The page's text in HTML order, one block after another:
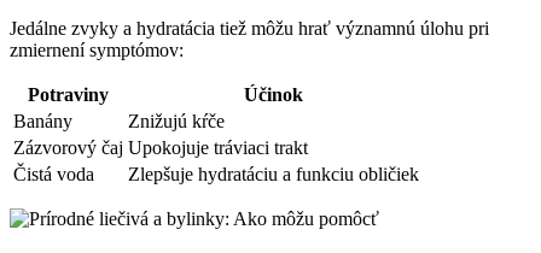
Jedálne zvyky a hydratácia tiež môžu hrať významnú úlohu pri
zmiernení symptómov:
Potraviny
Účinok
Banány
Znižujú kŕče
Zázvorový čaj Upokojuje tráviaci trakt
Čistá voda
Zlepšuje hydratáciu a funkciu obličiek